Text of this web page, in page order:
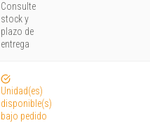
Consulte
stock y
plazo de
entrega
Unidad(es)
disponible(s)
bajo pedido